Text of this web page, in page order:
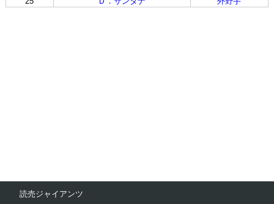
読売ジャイアンツ